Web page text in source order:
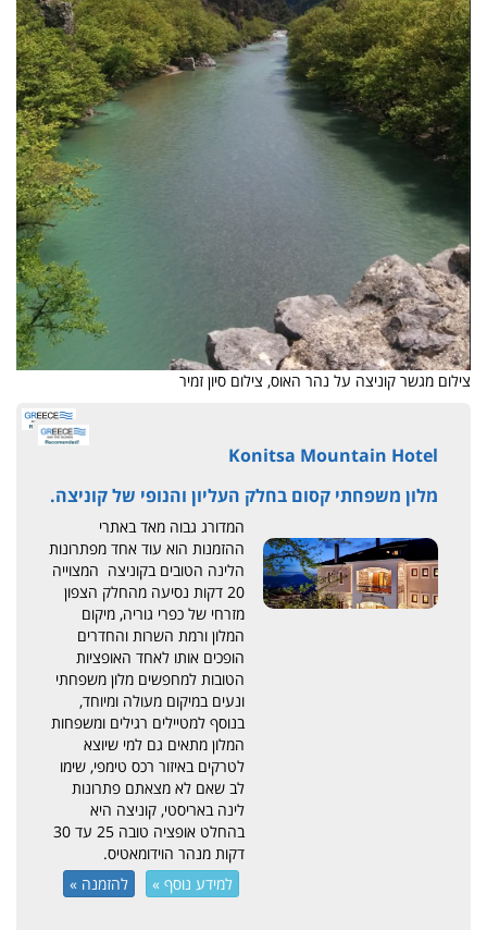
צילום מגשר קוניצה על נהר האוס, צילום סיון זמיר
Konitsa Mountain Hotel
מלון משפחתי קסום בחלק העליון והנופי של קוניצה.
המדורג גבוה מאד באתרי
ההזמנות הוא עוד אחד מפתרונות
הלינה הטובים בקוניצה המצוייה
20 דקות נסיעה מהחלק הצפון
מזרחי של כפרי גוריה, מיקום
המלון ורמת השרות והחדרים
הופכים אותו לאחד האופציות
הטובות למחפשים מלון משפחתי
ונעים במיקום מעולה ומיוחד,
בנוסף למטיילים רגילים ומשפחות
המלון מתאים גם למי שיוצא
לטרקים באיזור רכס טימפי, שימו
לב שאם לא מצאתם פתרונות
לינה באריסטי, קוניצה היא
בהחלט אופציה טובה 25 עד 30
דקות מנהר הוידומאטיס.
למידע נוסף »
להזמנה »